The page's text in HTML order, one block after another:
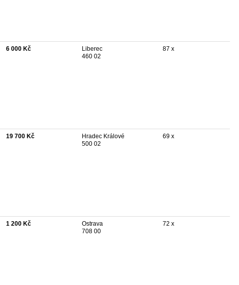
6 000 Kč
Liberec
460 02
87 x
19 700 Kč
Hradec Králové
500 02
69 x
1 200 Kč
Ostrava
708 00
72 x